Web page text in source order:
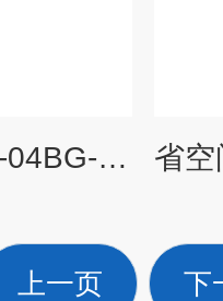
SMC电磁阀AW40-04BG-2-B-X440产品特点
上一页 下